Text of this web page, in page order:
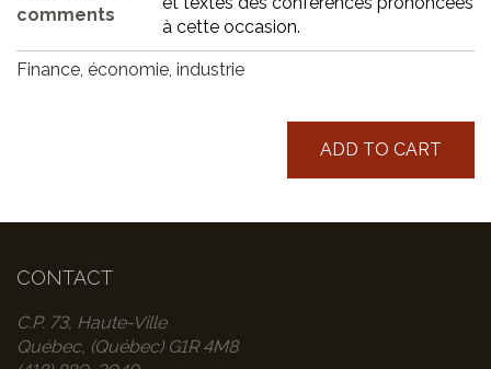
comments
à cette occasion.
Finance, économie, industrie
ADD TO CART
CONTACT
C.P. 73, Haute-Ville
Québec, (Québec) G1R 4M8